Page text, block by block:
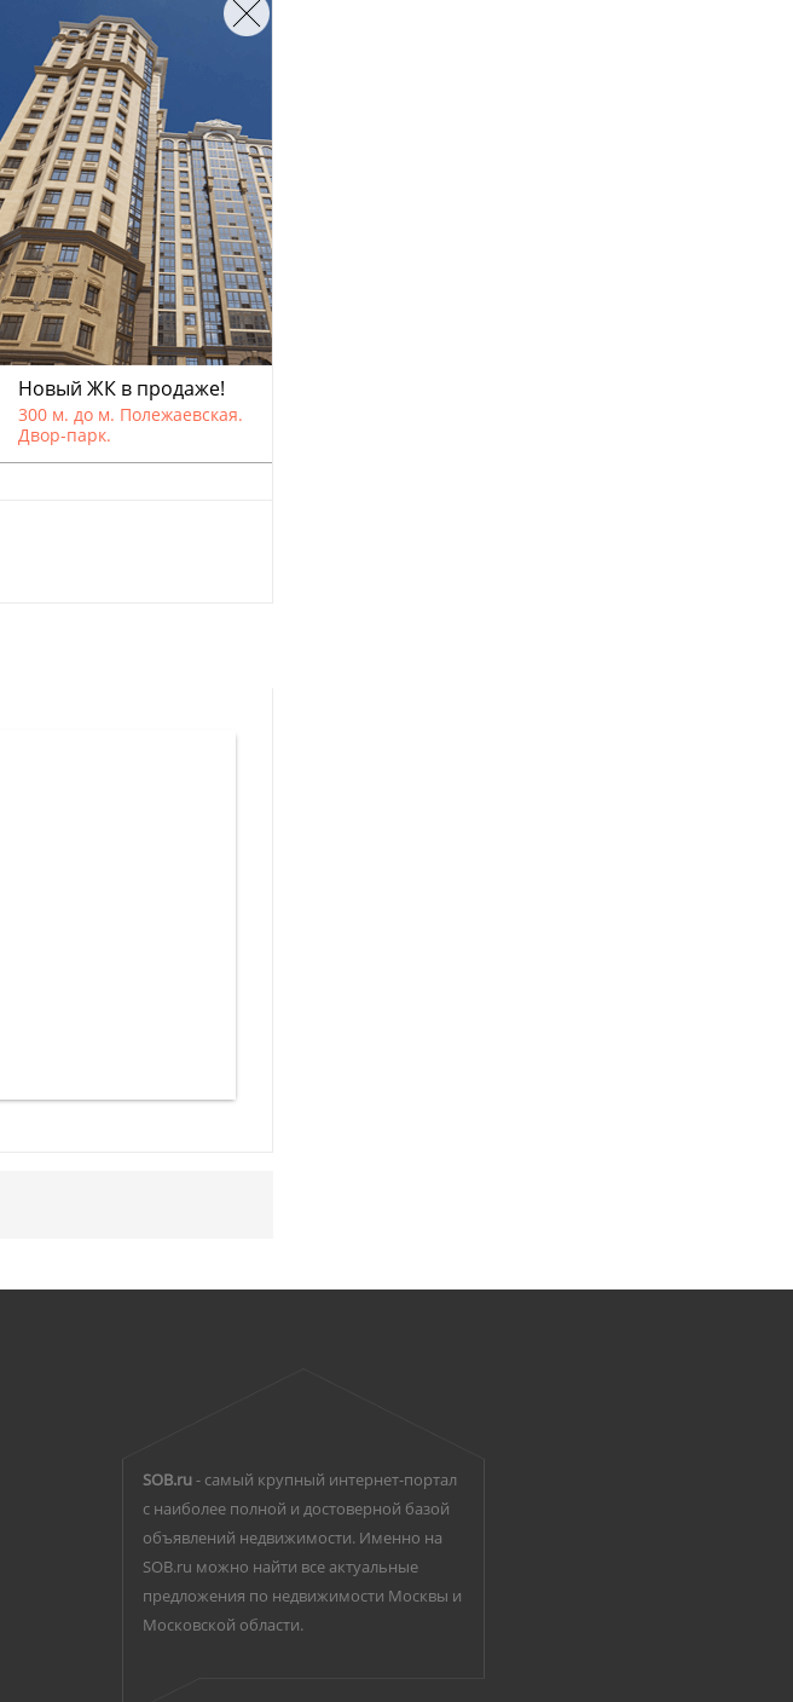
Новый ЖК в продаже!
300 м. до м. Полежаевская.
Двор-парк.
SOB.ru- самый крупный интернет-портал
с наиболее полной и достоверной базой
объявлений недвижимости. Именно на
SOB.ru можно найти все актуальные
предложения по недвижимости Москвы и
Московской области.